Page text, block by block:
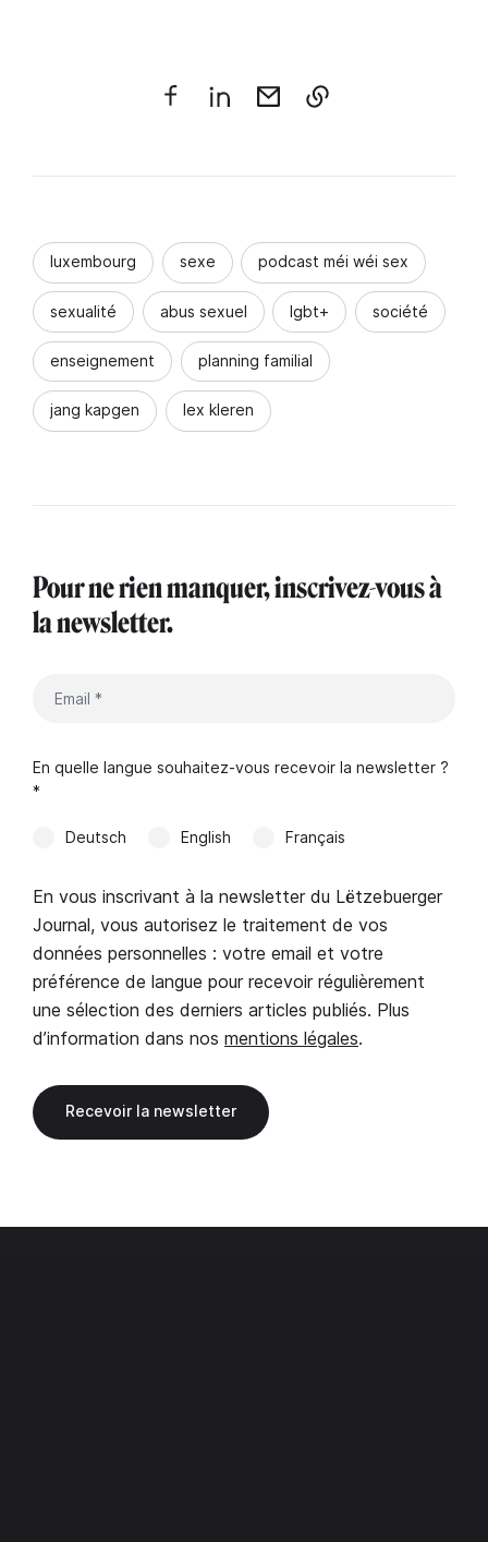
luxembourg sexe podcast méi wéi sex
sexualité abus sexuel lgbt+ société
enseignement planning familial
jang kapgen lex kleren
Pour ne rien manquer, inscrivez-vous à
la newsletter.
En quelle langue souhaitez-vous recevoir la newsletter ?
*
Deutsch English Français
En vous inscrivant à la newsletter du Lëtzebuerger
Journal, vous autorisez le traitement de vos
données personnelles : votre email et votre
préférence de langue pour recevoir régulièrement
une sélection des derniers articles publiés. Plus
d’information dans nos mentions légales.